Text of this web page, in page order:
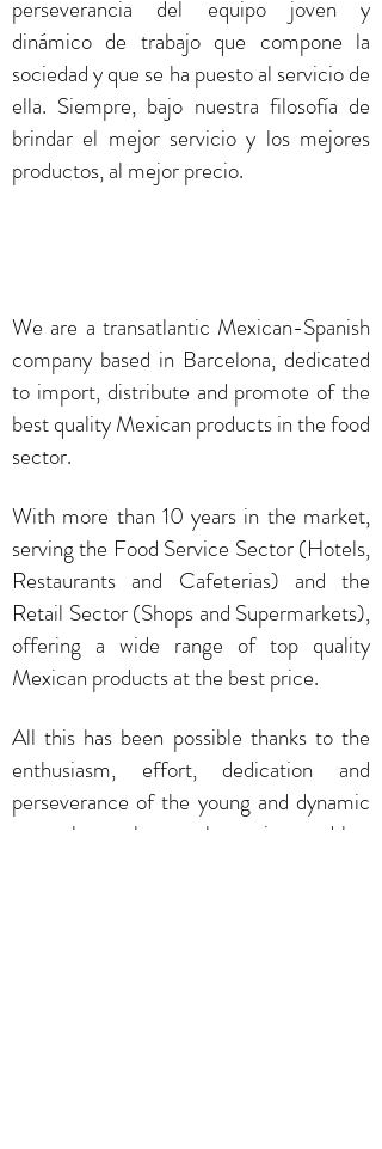
perseverancia del equipo joven y
dinámico de trabajo que compone la
sociedad y que se ha puesto al servicio de
ella. Siempre, bajo nuestra filosofía de
brindar el mejor servicio y los mejores
productos, al mejor precio.
We are a transatlantic Mexican-Spanish
company based in Barcelona, ​​dedicated
to import, distribute and promote of the
best quality Mexican products in the food
sector.
With more than 10 years in the market,
serving the Food Service Sector (Hotels,
Restaurants and Cafeterias) and the
Retail Sector (Shops and Supermarkets),
offering a wide range of top quality
Mexican products at the best price.
All this has been possible thanks to the
enthusiasm, effort, dedication and
perseverance of the young and dynamic
team that makes up the society and has